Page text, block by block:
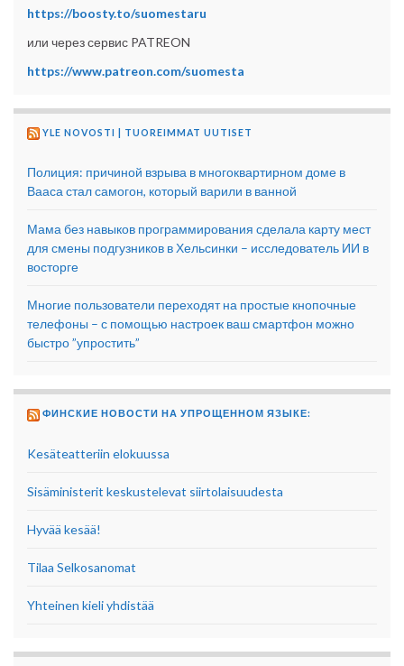
https://boosty.to/suomestaru
или через сервис PATREON
https://www.patreon.com/suomesta
YLE NOVOSTI | TUOREIMMAT UUTISET
Полиция: причиной взрыва в многоквартирном доме в
Вааса стал самогон, который варили в ванной
Мама без навыков программирования сделала карту мест
для смены подгузников в Хельсинки – исследователь ИИ в
восторге
Многие пользователи переходят на простые кнопочные
телефоны – с помощью настроек ваш смартфон можно
быстро ”упростить”
ФИНСКИЕ НОВОСТИ НА УПРОЩЕННОМ ЯЗЫКЕ:
Kesäteatteriin elokuussa
Sisäministerit keskustelevat siirtolaisuudesta
Hyvää kesää!
Tilaa Selkosanomat
Yhteinen kieli yhdistää